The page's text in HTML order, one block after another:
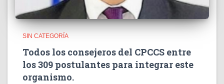
SIN CATEGORÍA
Todos los consejeros del CPCCS entre
los 309 postulantes para integrar este
organismo.